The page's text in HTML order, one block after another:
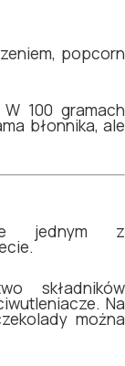
popcorn
100 gramach
błonnika, ale
jednym z
składników
Na
można